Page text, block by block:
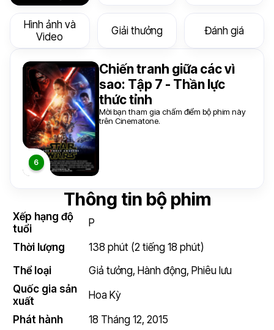
Hình ảnh và
Video
Giải thưởng Đánh giá
Thông tin bộ phim
Xếp hạng độ
tuổi
P
Thời lượng
138 phút (2 tiếng 18 phút)
Thể loại
Giả tưởng, Hành động, Phiêu lưu
Quốc gia sản
xuất
Hoa Kỳ
Phát hành
18 Tháng 12, 2015
Chiến tranh giữa các vì
sao: Tập 7 - Thần lực
thức tỉnh
Mời bạn tham gia chấm điểm bộ phim này
trên Cinematone.